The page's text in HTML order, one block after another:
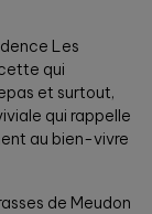
Les
qui
et surtout,
qui rappelle
au bien-vivre
de Meudon